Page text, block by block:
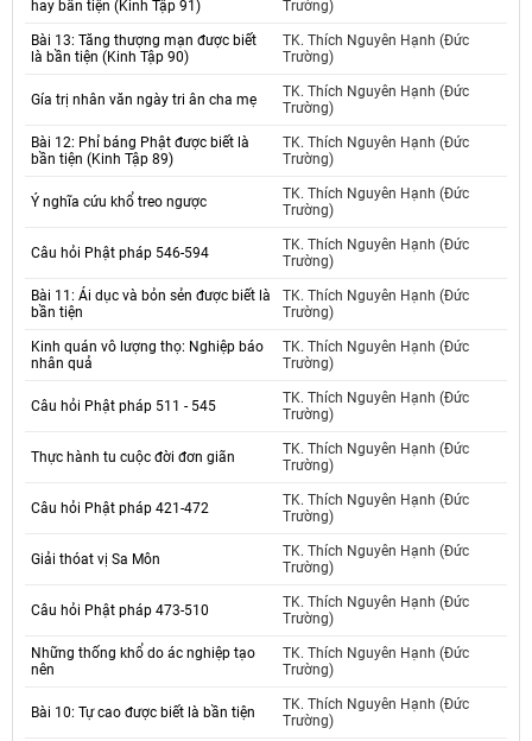
hay bần tiện (Kinh Tập 91) Trường)
Bài 13: Tăng thượng mạn được biết
là bần tiện (Kinh Tập 90)
TK. Thích Nguyên Hạnh (Đức
Trường)
Gía trị nhân văn ngày tri ân cha mẹ
TK. Thích Nguyên Hạnh (Đức
Trường)
Bài 12: Phỉ báng Phật được biết là
bần tiện (Kinh Tập 89)
TK. Thích Nguyên Hạnh (Đức
Trường)
Ý nghĩa cứu khổ treo ngược
TK. Thích Nguyên Hạnh (Đức
Trường)
Câu hỏi Phật pháp 546-594
TK. Thích Nguyên Hạnh (Đức
Trường)
Bài 11: Ái dục và bỏn sẻn được biết là
bần tiện
TK. Thích Nguyên Hạnh (Đức
Trường)
Kinh quán vô lượng thọ: Nghiệp báo
nhân quả
TK. Thích Nguyên Hạnh (Đức
Trường)
Câu hỏi Phật pháp 511 - 545
TK. Thích Nguyên Hạnh (Đức
Trường)
Thực hành tu cuộc đời đơn giãn
TK. Thích Nguyên Hạnh (Đức
Trường)
Câu hỏi Phật pháp 421-472
TK. Thích Nguyên Hạnh (Đức
Trường)
Giải thóat vị Sa Môn
TK. Thích Nguyên Hạnh (Đức
Trường)
Câu hỏi Phật pháp 473-510
TK. Thích Nguyên Hạnh (Đức
Trường)
Những thống khổ do ác nghiệp tạo
nên
TK. Thích Nguyên Hạnh (Đức
Trường)
Bài 10: Tự cao được biết là bần tiện
TK. Thích Nguyên Hạnh (Đức
Trường)